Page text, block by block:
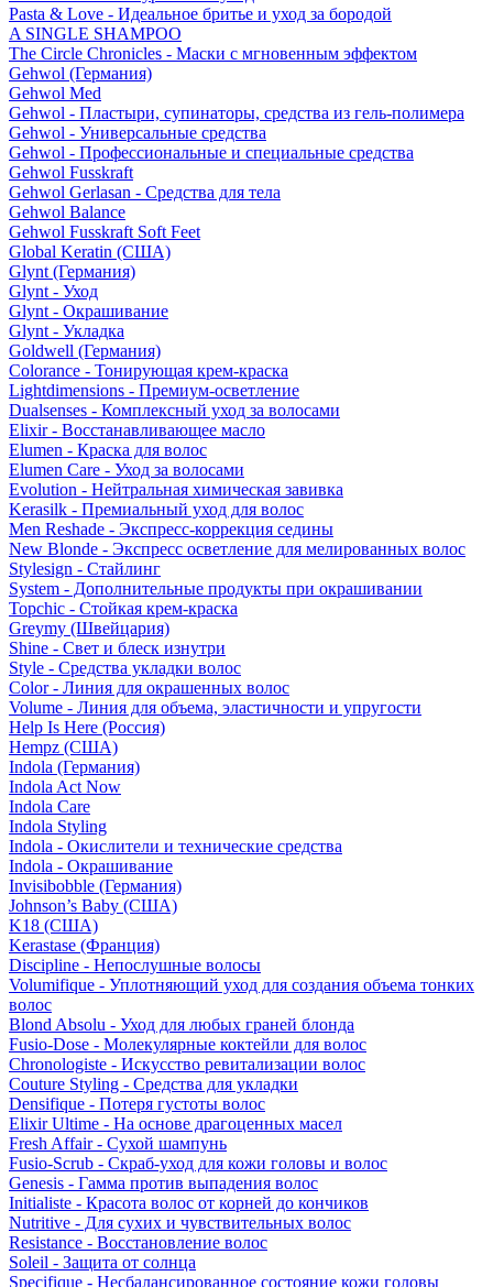
Pasta & Love - Идеальное бритье и уход за бородой
A SINGLE SHAMPOO
The Circle Chronicles - Маски с мгновенным эффектом
Gehwol (Германия)
Gehwol Med
Gehwol - Пластыри, супинаторы, средства из гель-полимера
Gehwol - Универсальные средства
Gehwol - Профессиональные и специальные средства
Gehwol Fusskraft
Gehwol Gerlasan - Средства для тела
Gehwol Balance
Gehwol Fusskraft Soft Feet
Global Keratin (США)
Glynt (Германия)
Glynt - Уход
Glynt - Окрашивание
Glynt - Укладка
Goldwell (Германия)
Colorance - Тонирующая крем-краска
Lightdimensions - Премиум-осветление
Dualsenses - Комплексный уход за волосами
Elixir - Восстанавливающее масло
Elumen - Краска для волос
Elumen Care - Уход за волосами
Evolution - Нейтральная химическая завивка
Kerasilk - Премиальный уход для волос
Men Reshade - Экспресс-коррекция седины
New Blonde - Экспресс осветление для мелированных волос
Stylesign - Стайлинг
System - Дополнительные продукты при окрашивании
Topchic - Стойкая крем-краска
Greymy (Швейцария)
Shine - Свет и блеск изнутри
Style - Средства укладки волос
Color - Линия для окрашенных волос
Volume - Линия для объема, эластичности и упругости
Help Is Here (Россия)
Hempz (США)
Indola (Германия)
Indola Act Now
Indola Care
Indola Styling
Indola - Окислители и технические средства
Indola - Окрашивание
Invisibobble (Германия)
Johnson’s Baby (США)
K18 (США)
Kerastase (Франция)
Discipline - Непослушные волосы
Volumifique - Уплотняющий уход для создания объема тонких
волос
Blond Absolu - Уход для любых граней блонда
Fusio-Dose - Молекулярные коктейли для волос
Chronologiste - Искусство ревитализации волос
Couture Styling - Средства для укладки
Densifique - Потеря густоты волос
Elixir Ultime - На основе драгоценных масел
Fresh Affair - Сухой шампунь
Fusio-Scrub - Скраб-уход для кожи головы и волос
Genesis - Гамма против выпадения волос
Initialiste - Красота волос от корней до кончиков
Nutritive - Для сухих и чувствительных волос
Resistance - Восстановление волос
Soleil - Защита от солнца
Specifique - Несбалансированное состояние кожи головы